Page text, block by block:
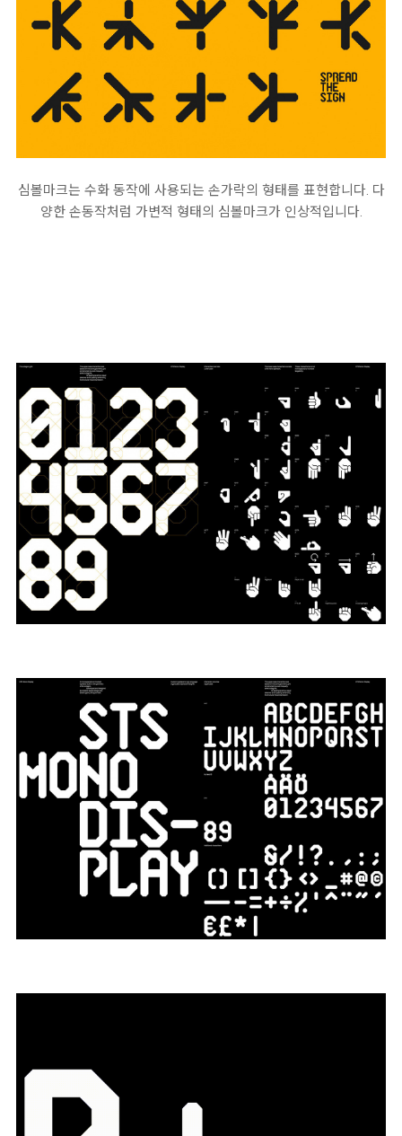
심볼마크는 수화 동작에 사용되는 손가락의 형태를 표현합니다. 다
양한 손동작처럼 가변적 형태의 심볼마크가 인상적입니다.